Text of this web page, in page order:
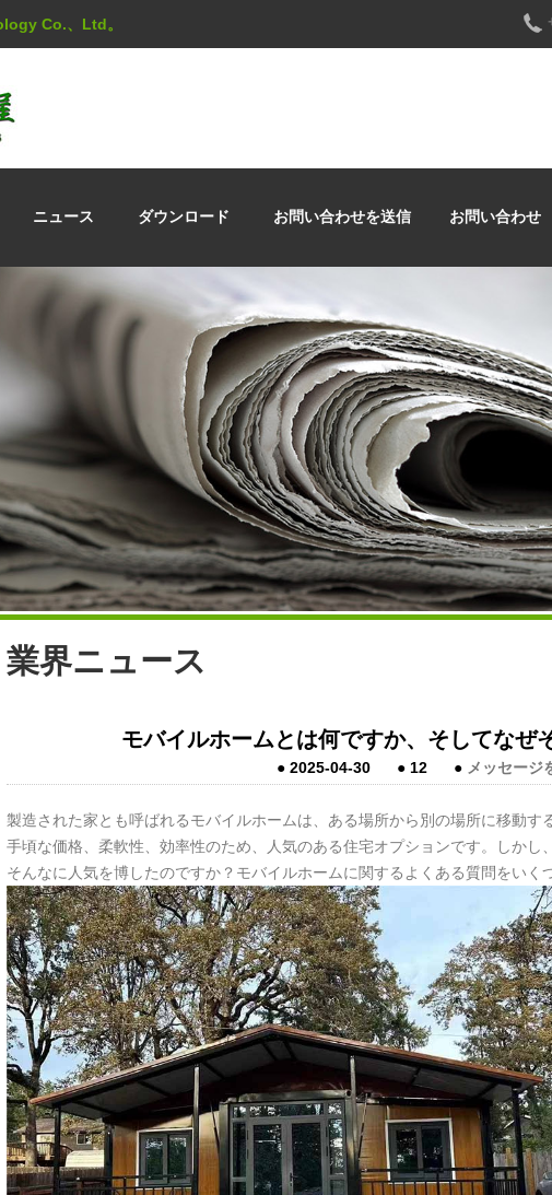
Co.、Ltd。
ニュース ダウンロード お問い合わせを送信 お問い合わせ
業界ニュース
モバイルホームとは何ですか、そしてなぜ
● 2025-04-30 ● 12 ● メッセージ
製造された家とも呼ばれるモバイルホームは、ある場所から別の場所に移動
手頃な価格、柔軟性、効率性のため、人気のある住宅オプションです。しかし
そんなに人気を博したのですか？モバイルホームに関するよくある質問をいく